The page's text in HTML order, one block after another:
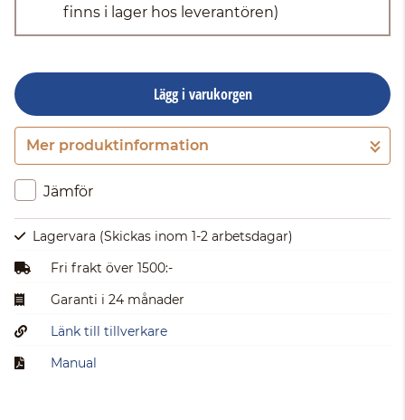
finns i lager hos leverantören)
Lägg i varukorgen
Gå till kassan
Mer produktinformation
Jämför
Lagervara (Skickas inom 1-2 arbetsdagar)
Fri frakt över 1500:-
Garanti i 24 månader
Länk till tillverkare
Manual